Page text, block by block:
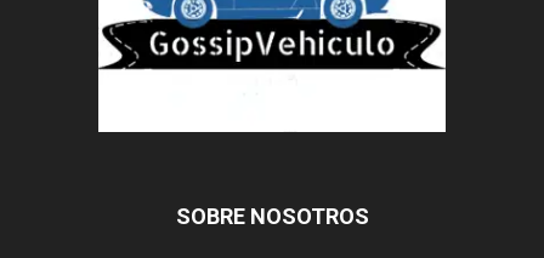
SOBRE NOSOTROS